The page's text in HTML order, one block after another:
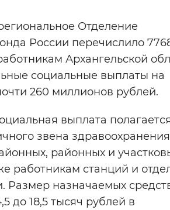
Цвет сайта
Синий фон
Изображения
Выключены
Остановить
Отделение
России перечислило
Архангельской
социальные выплаты на
260 миллионов рублей.
выплата
звена
районных и
работникам станций и
Размер назначаемых
до 18,5 тысяч рублей в